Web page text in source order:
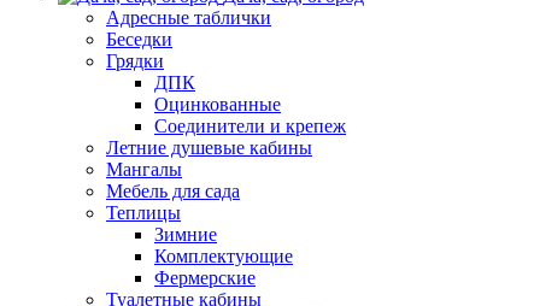
Адресные таблички
Беседки
Грядки
ДПК
Оцинкованные
Соединители и крепеж
Летние душевые кабины
Мангалы
Мебель для сада
Теплицы
Зимние
Комплектующие
Фермерские
Туалетные кабины